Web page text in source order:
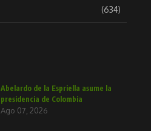
(634)
Abelardo de la Espriella asume la
presidencia de Colombia
Ago 07, 2026